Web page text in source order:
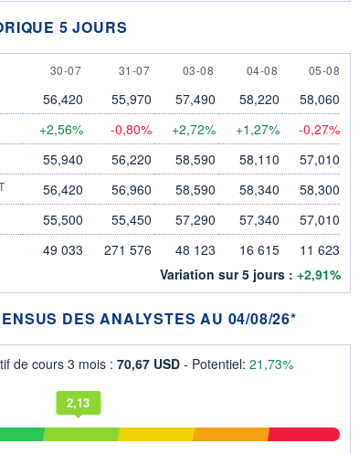
5 JOURS
30 JULY
30-07 31 JULY
31-07 3 AUGUST
03-08 4 AUGUST
04-08 5 AUGUST
05-08
56,420 55,970 57,490 58,220 58,060
+2,56% -0,80% +2,72% +1,27% -0,27%
55,940 56,220 58,590 58,110 57,010
56,420 56,960 58,590 58,340 58,300
55,500 55,450 57,290 57,340 57,010
49 033 271 576 48 123 16 615
11 623
Variation sur 5 jours : +2,91%
DES ANALYSTES AU 04/08/26*
de cours 3 mois : 70,67 USD - Potentiel: 21,73%
2,13